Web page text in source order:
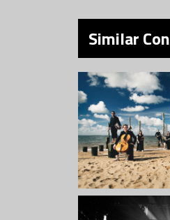
Similar